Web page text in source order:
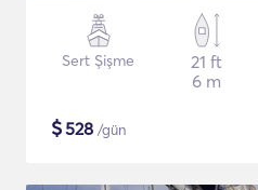
Sert Şişme
21 ft
6 m
$528 /gün